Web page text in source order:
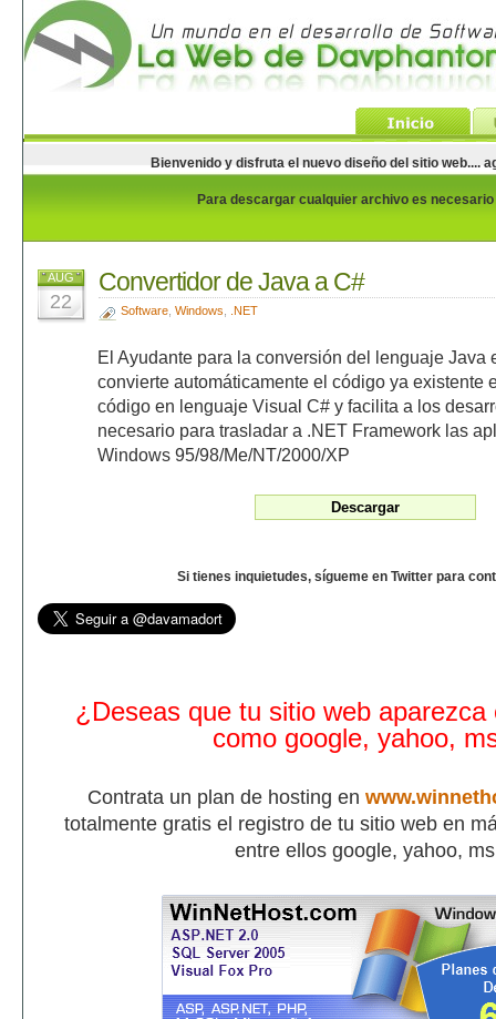
Bienvenido y disfruta el nuevo diseño del sitio web....
Para descargar cualquier archivo es
AUG
22
Convertidor de Java a C#
Software, Windows .NET
El Ayudante para la conversión del lenguaje Java
convierte automáticamente el código ya existente
código en lenguaje Visual C# y facilita a los
necesario para trasladar a .NET Framework las
Windows 95/98/Me/NT/2000/XP
Si tienes inquietudes, sígueme en Twitter para
¿Deseas que tu sitio web aparezca
como google, yahoo,
Contrata un plan de hosting en
totalmente gratis el registro de tu sitio web en
entre ellos google, yahoo,